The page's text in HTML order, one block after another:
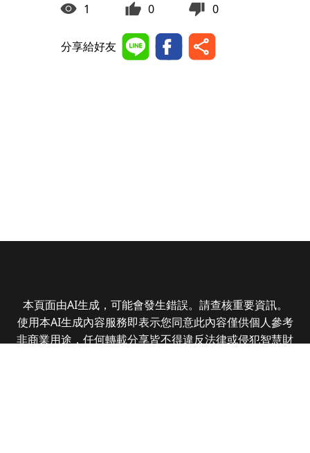
1 0 0
分享給好友
本頁面由AI生成，可能會發生錯誤。請查核重要資訊。
使用本AI生成內容服務即表示您同意此內容僅供個人參考
非商業用途，任何轉載分享皆不得違反法律或侵犯智慧財